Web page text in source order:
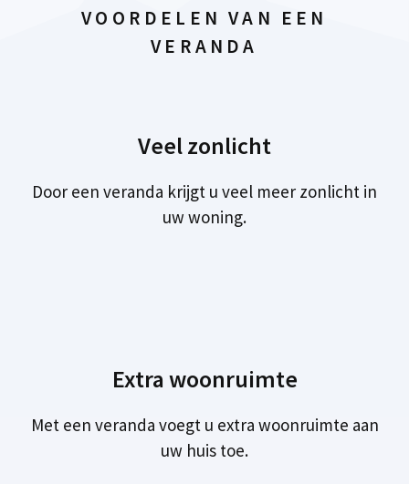
VOORDELEN VAN EEN
VERANDA
Veel zonlicht
Door een veranda krijgt u veel meer zonlicht in
uw woning.
Extra woonruimte
Met een veranda voegt u extra woonruimte aan
uw huis toe.